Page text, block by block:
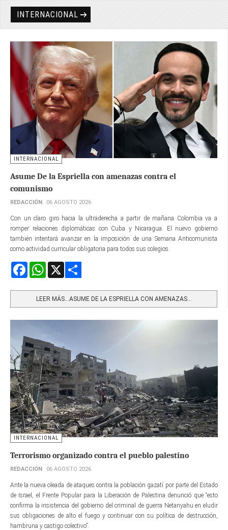
INTERNACIONAL
INTERNACIONAL
Asume De la Espriella con amenazas contra el
comunismo
REDACCIÓN 06 AGOSTO 2026
Con un claro giro hacia la ultraderecha a partir de mañana Colombia va a
romper relaciones diplomáticas con Cuba y Nicaragua. El nuevo gobierno
también intentará avanzar en la imposición de una Semana Anticomunista
como actividad curricular obligatoria para todos sus colegios.
FacebookWhatsApp
LEER MÁS…ASUME DE LA ESPRIELLA CON AMENAZAS...
INTERNACIONAL
Terrorismo organizado contra el pueblo palestino
REDACCIÓN 06 AGOSTO 2026
Ante la nueva oleada de ataques contra la población gazatí por parte del Estado
de Israel, el Frente Popular para la Liberación de Palestina denunció que “esto
confirma la insistencia del gobierno del criminal de guerra Netanyahu en eludir
sus obligaciones de alto el fuego y continuar con su política de destrucción,
hambruna y castigo colectivo”.